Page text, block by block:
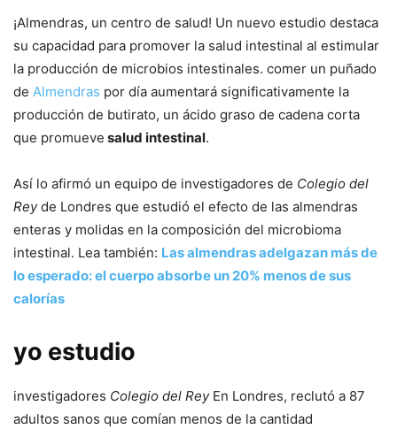
¡Almendras, un centro de salud! Un nuevo estudio destaca
su capacidad para promover la salud intestinal al estimular
la producción de microbios intestinales. comer un puñado
de Almendras por día aumentará significativamente la
producción de butirato, un ácido graso de cadena corta
que promueve salud intestinal.
Así lo afirmó un equipo de investigadores de Colegio del
Reyde Londres que estudió el efecto de las almendras
enteras y molidas en la composición del microbioma
intestinal. Lea también: Las almendras adelgazan más de
lo esperado: el cuerpo absorbe un 20% menos de sus
calorías
yo estudio
investigadores Colegio del ReyEn Londres, reclutó a 87
adultos sanos que comían menos de la cantidad